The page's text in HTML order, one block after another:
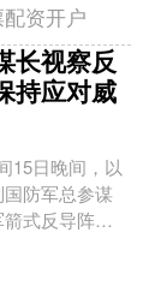
配资开户
长视察反
持应对威
15日晚间，以
防军总参谋
式反导阵
r 扎米尔表